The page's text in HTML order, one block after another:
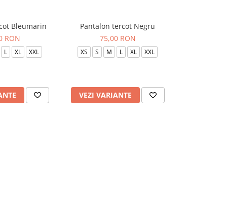
Bleumarin
RON
L XL XXL
Pantalon tercot Negru
75,00 RON
XS S M L XL XXL
VEZI VARIANTE